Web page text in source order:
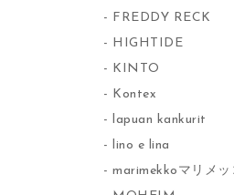
FREDDY RECK
HIGHTIDE
KINTO
Kontex
lapuan kankurit
lino e lina
marimekkoマリメッ